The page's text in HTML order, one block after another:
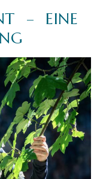
– EINE